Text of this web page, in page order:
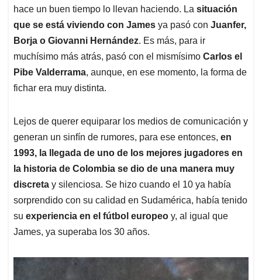
p
k
n
hace un buen tiempo lo llevan haciendo. La situación
que se está viviendo con James ya pasó con Juanfer,
Borja o Giovanni Hernández. Es más, para ir
muchísimo más atrás, pasó con el mismísimo Carlos el
Pibe Valderrama, aunque, en ese momento, la forma de
fichar era muy distinta.
Lejos de querer equiparar los medios de comunicación y
generan un sinfín de rumores, para ese entonces, en
1993, la llegada de uno de los mejores jugadores en
la historia de Colombia se dio de una manera muy
discreta y silenciosa. Se hizo cuando el 10 ya había
sorprendido con su calidad en Sudamérica, había tenido
su experiencia en el fútbol europeo y, al igual que
James, ya superaba los 30 años.